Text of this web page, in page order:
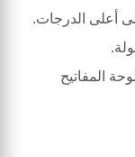
أعلى الدرجات.
المفاتيح